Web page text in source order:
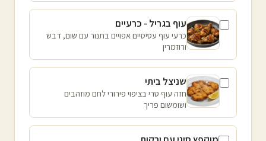
עוף בגריל - כרעיים
כרעי עוף עסיסיים אפויים בתנור עם שום, דבש
ורוזמרין
שניצל ביתי
חזה עוף טרי בציפוי פירורי לחם מוזהבים
ושומשום פריך